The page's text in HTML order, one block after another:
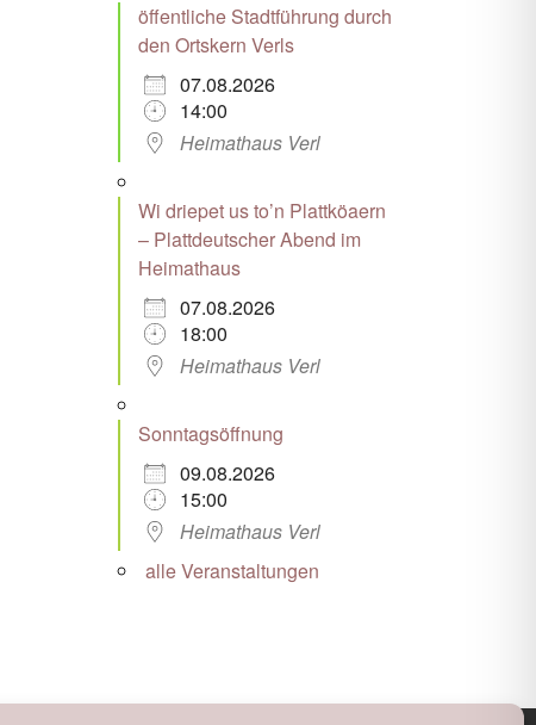
öffentliche Stadtführung durch
den Ortskern Verls
07.08.2026
14:00
Heimathaus Verl
Wi driepet us to’n Plattköaern
– Plattdeutscher Abend im
Heimathaus
07.08.2026
18:00
Heimathaus Verl
Sonntagsöffnung
09.08.2026
15:00
Heimathaus Verl
alle Veranstaltungen